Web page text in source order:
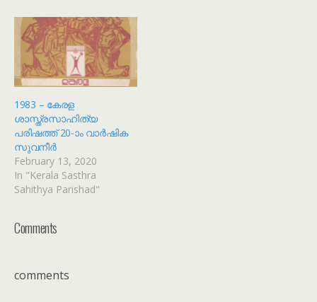
1983 – കേരള
ശാസ്ത്രസാഹിത്യ
പരിഷത്ത് 20-ാം വാർഷിക
സുവനീർ
February 13, 2020
In "Kerala Sasthra
Sahithya Parishad"
Comments
comments